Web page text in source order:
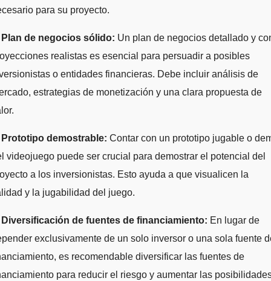
para su proyecto.
Plan de negocios sólido: Un plan de negocios detallado y
realistas es esencial para persuadir a posibles
o entidades financieras. Debe incluir análisis de
estrategias de monetización y una clara propuesta de
Prototipo demostrable: Contar con un prototipo jugable o
videojuego puede ser crucial para demostrar el potencial del
a los inversionistas. Esto ayuda a que visualicen la
y la jugabilidad del juego.
Diversificación de fuentes de financiamiento: En lugar de
exclusivamente de un solo inversor o una sola fuente
es recomendable diversificar las fuentes de
para reducir el riesgo y aumentar las